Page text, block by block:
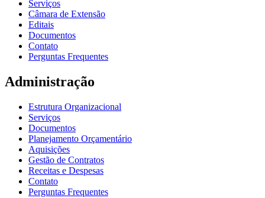
Serviços
Câmara de Extensão
Editais
Documentos
Contato
Perguntas Frequentes
Administração
Estrutura Organizacional
Serviços
Documentos
Planejamento Orçamentário
Aquisições
Gestão de Contratos
Receitas e Despesas
Contato
Perguntas Frequentes